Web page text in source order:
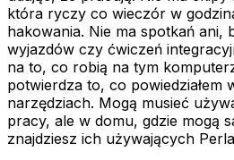
która ryczy co wieczór w
hakowania. Nie ma spotkań
wyjazdów czy ćwiczeń
na to, co robią na tym
potwierdza to, co powiedziałem
narzędziach. Mogą musieć
pracy, ale w domu, gdzie mogą
znajdziesz ich używających